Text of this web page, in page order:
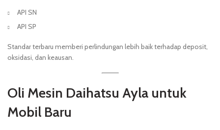
API SN
API SP
Standar terbaru memberi perlindungan lebih baik terhadap deposit,
oksidasi, dan keausan.
Oli Mesin Daihatsu Ayla untuk
Mobil Baru